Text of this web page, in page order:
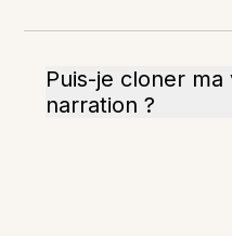
Puis-je cloner
narration ?